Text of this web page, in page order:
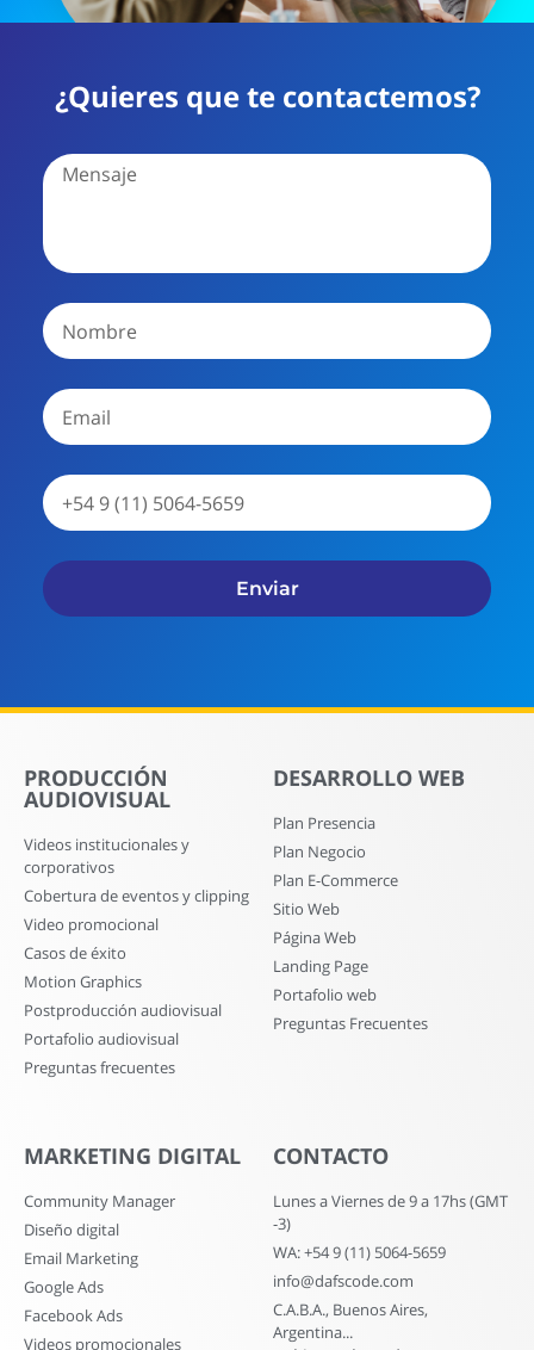
¿Quieres que te contactemos?
Enviar
PRODUCCIÓN
AUDIOVISUAL
Videos institucionales y
corporativos
Cobertura de eventos y clipping
Video promocional
Casos de éxito
Motion Graphics
Postproducción audiovisual
Portafolio audiovisual
Preguntas frecuentes
DESARROLLO WEB
Plan Presencia
Plan Negocio
Plan E-Commerce
Sitio Web
Página Web
Landing Page
Portafolio web
Preguntas Frecuentes
MARKETING DIGITAL
Community Manager
Diseño digital
Email Marketing
Google Ads
Facebook Ads
Videos promocionales
CONTACTO
Lunes a Viernes de 9 a 17hs (GMT
-3)
WA: +54 9 (11) 5064-5659
info@dafscode.com
C.A.B.A., Buenos Aires,
Argentina...